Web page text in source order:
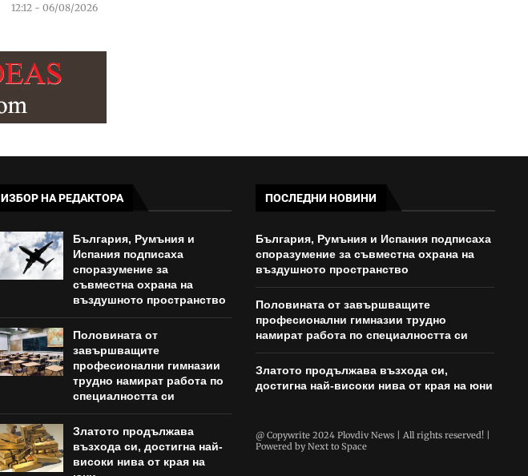
12:12 - 06/08/2026
ИЗБОР НА РЕДАКТОРА
България, Румъния и
Испания подписаха
споразумение за
съвместна охрана на
въздушното пространство
Половината от
завършващите
професионални гимназии
трудно намират работа по
специалността си
Златото продължава
възхода си, достигна най-
високи нива от края на
ПОСЛЕДНИ НОВИНИ
България, Румъния и Испания подписаха
споразумение за съвместна охрана на
въздушното пространство
Половината от завършващите
професионални гимназии трудно
намират работа по специалността си
Златото продължава възхода си,
достигна най-високи нива от края на юни
@ Copywrite 2024 Plovdiv News | All rights reserved! |
Powered byNext to Space